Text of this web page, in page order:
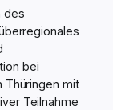
des
bei
Thüringen mit
Teilnahme